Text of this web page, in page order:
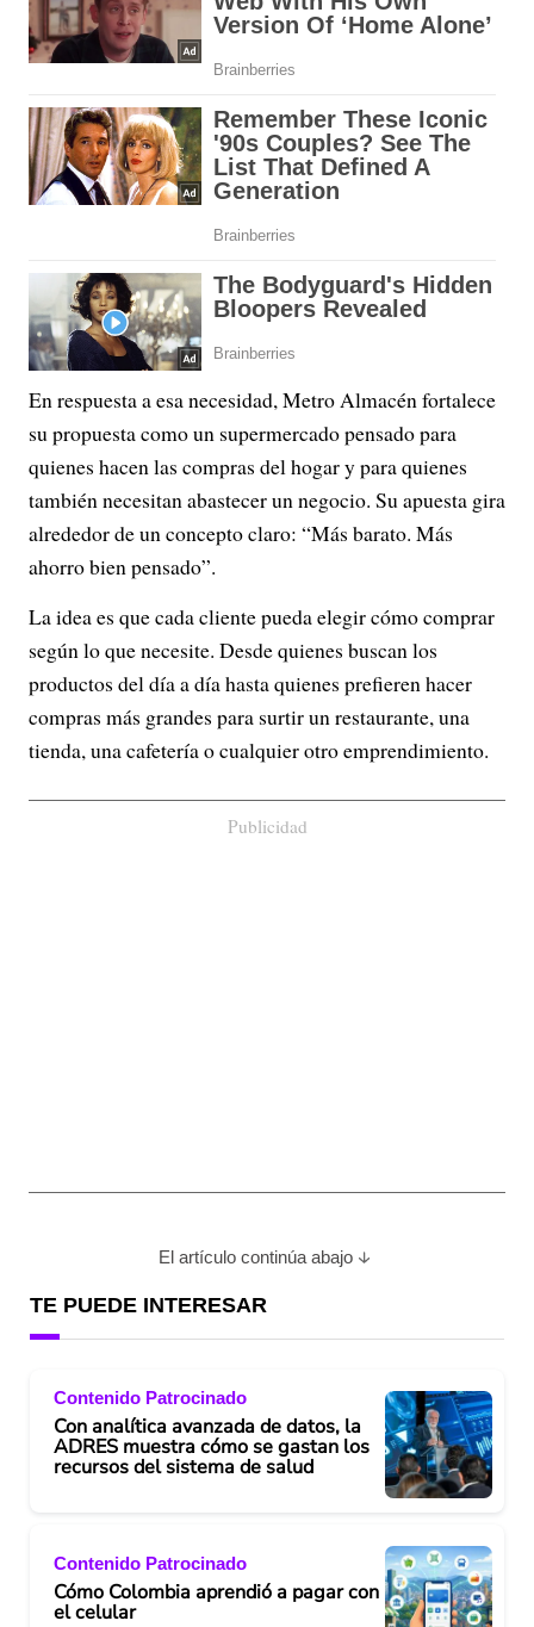
En respuesta a esa necesidad, Metro Almacén fortalece
su propuesta como un supermercado pensado para
quienes hacen las compras del hogar y para quienes
también necesitan abastecer un negocio. Su apuesta gira
alrededor de un concepto claro: “Más barato. Más
ahorro bien pensado”.
La idea es que cada cliente pueda elegir cómo comprar
según lo que necesite. Desde quienes buscan los
productos del día a día hasta quienes prefieren hacer
compras más grandes para surtir un restaurante, una
tienda, una cafetería o cualquier otro emprendimiento.
Publicidad
El artículo continúa abajo
TE PUEDE INTERESAR
Contenido Patrocinado
Con analítica avanzada de datos, la
ADRES muestra cómo se gastan los
recursos del sistema de salud
Contenido Patrocinado
Cómo Colombia aprendió a pagar con
el celular